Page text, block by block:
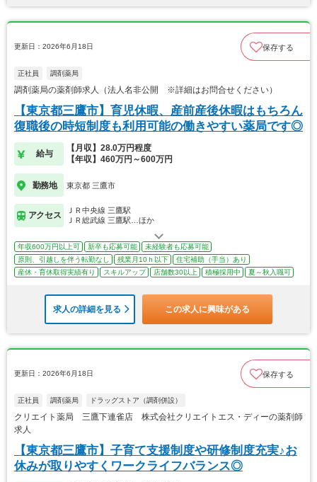
更新日：2026年6月18日 保存する
正社員 調剤薬局
調剤薬局の薬剤師求人（法人名非公開 ※詳細はお問合せください）
【東京都三鷹市】育児休暇、産前産後休暇はもちろん
復職後の時短制度も利用可能の働きやすい薬局です◎
給与
【月収】28.0万円程度
【年収】460万円～600万円
勤務地 東京都 三鷹市
アクセス
ＪＲ中央線 三鷹駅
ＪＲ総武線 三鷹駅…ほか
年収600万円以上可 新卒も応募可能
未経験者も応募可能
原則、引越しを伴う転勤なし
残業月10ｈ以下
住宅補助（手当）あり
産休・育休取得実績有り
スキルアップ 店舗数30以上 積極採用中 夏～秋入職可
求人の詳細を見る この求人に興味がある
更新日：2026年6月18日 保存する
正社員 調剤薬局 ドラッグストア（調剤併設）
クリエイト薬局 三鷹下連雀店 株式会社クリエイトエス・ディーの薬剤師
求人
【東京都三鷹市】子育て支援制度や研修制度充実♪お
休みが取りやすくワークライフバランス◎